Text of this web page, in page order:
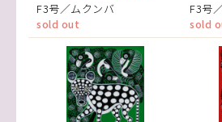
F3号／ムクンバ
sold out
F3号
sold